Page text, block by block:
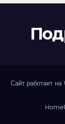
Сайт работает
Home